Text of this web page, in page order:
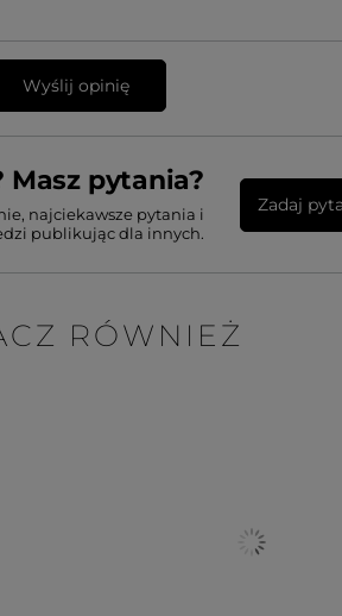
Wyślij opinię
Masz pytania?
najciekawsze pytania i
publikując dla innych.
Zadaj
RÓWNIEŻ